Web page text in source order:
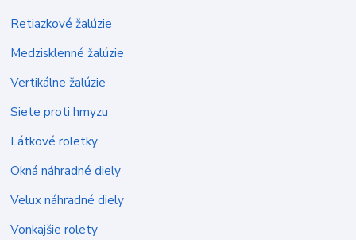
Retiazkové žalúzie
Medzisklenné žalúzie
Vertikálne žalúzie
Siete proti hmyzu
Látkové roletky
Okná náhradné diely
Velux náhradné diely
Vonkajšie rolety